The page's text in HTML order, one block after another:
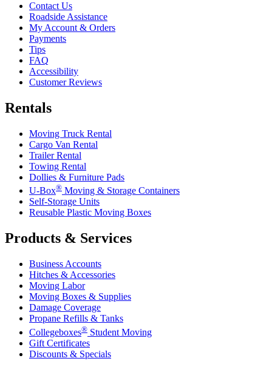
Contact Us
Roadside Assistance
My Account & Orders
Payments
Tips
FAQ
Accessibility
Customer Reviews
Rentals
Moving Truck Rental
Cargo Van Rental
Trailer Rental
Towing Rental
Dollies & Furniture Pads
U-Box® Moving & Storage Containers
Self-Storage Units
Reusable Plastic Moving Boxes
Products & Services
Business Accounts
Hitches & Accessories
Moving Labor
Moving Boxes & Supplies
Damage Coverage
Propane Refills & Tanks
Collegeboxes® Student Moving
Gift Certificates
Discounts & Specials